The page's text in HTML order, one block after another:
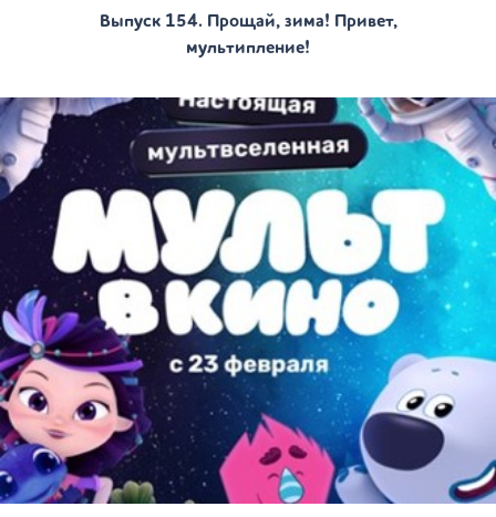
Выпуск 154. Прощай, зима! Привет,
мультипление!